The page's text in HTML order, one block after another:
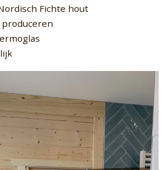
Fichte hout